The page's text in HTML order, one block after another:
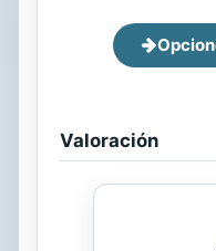
Valoración